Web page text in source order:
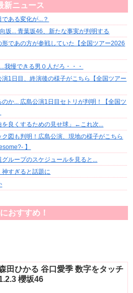
新ニュース
ある変化が...？
坂... 青葉坂46、新たな事実が判明する
形であの方が参戦していた【全国ツアー2026
我慢できる男０人だろ・・・
演1日目、終演後の様子がこちら【全国ツアー
のか... 広島公演1日目セトリが判明！【全国ツ
を良くするための見せ球」←これ次...
ク図も判明！広島公演、現地の様子がこちら
】
ループのスケジュールを見ると...
神すぎると話題に
おすすめ！
田ひかる 谷口愛季 数字をタッチ
櫻坂46